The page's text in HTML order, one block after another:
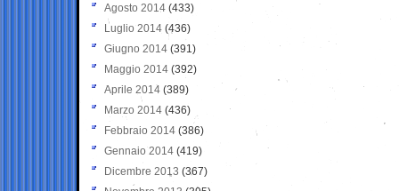
Agosto 2014 (433)
Luglio 2014 (436)
Giugno 2014 (391)
Maggio 2014 (392)
Aprile 2014 (389)
Marzo 2014 (436)
Febbraio 2014 (386)
Gennaio 2014 (419)
Dicembre 2013 (367)